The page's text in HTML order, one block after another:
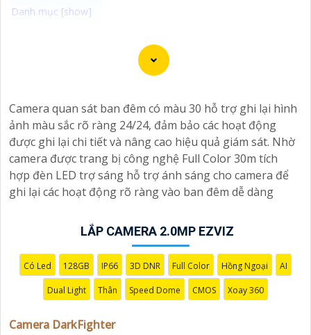
Camera DarkFighter là một công nghệ giám sát ban
đêm tiên tiến của Hikvision được thiết kế đặc biệt cho
hình ảnh của camera DarkFighter bạn có thể quan sát
rõ ràng và chi tiết ngay cả trong điều kiện ánh sáng
yếu. Công nghệ DarkFighter của Hikvision cung cấp
khả năng tái tạo màu sắc chính xác và hình ảnh sắc nét,
cho phép bạn nhìn rõ ràng vào ban đêm mà không cần
ánh sáng phụ.
Camera quan sát ban đêm có màu 30 hỗ trợ ghi lại hình
ảnh màu sắc rõ ràng 24/24, đảm bảo các hoạt động
được ghi lại chi tiết và nâng cao hiệu quả giám sát. Nhờ
camera được trang bị công nghệ Full Color 30m tích
hợp đèn LED trợ sáng hỗ trợ ánh sáng cho camera để
ghi lại các hoạt động rõ ràng vào ban đêm dễ dàng
LẮP CAMERA 2.0MP EZVIZ
Có Led 128GB IP66 3D DNR Full Color Hồng Ngoại AI
Dual Light Thân Speed Dome CMOS Xoay 360
Camera DarkFighter